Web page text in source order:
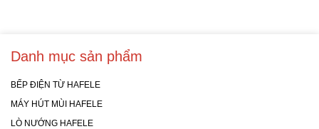
Danh mục sản phẩm
BẾP ĐIỆN TỪ HAFELE
MÁY HÚT MÙI HAFELE
LÒ NƯỚNG HAFELE